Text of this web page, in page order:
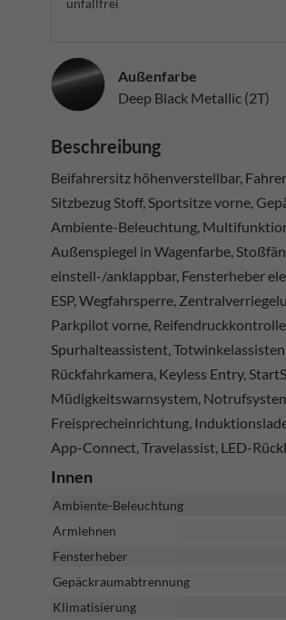
unfallfrei
Außenfarbe
Deep Black Metallic (2T)
Beschreibung
Beifahrersitz höhenverstellbar,
Sitzbezug Stoff, Sportsitze vorne,
Ambiente-Beleuchtung,
Außenspiegel in Wagenfarbe,
einstell-/anklappbar, Fensterheber
ESP, Wegfahrsperre,
Parkpilot vorne,
Spurhalteassistent,
Rückfahrkamera, Keyless Entry,
Müdigkeitswarnsystem,
Freisprecheinrichtung,
App-Connect, Travelassist, LED-
Innen
Ambiente-Beleuchtung
Armlehnen
Fensterheber
Gepäckraumabtrennung
Klimatisierung